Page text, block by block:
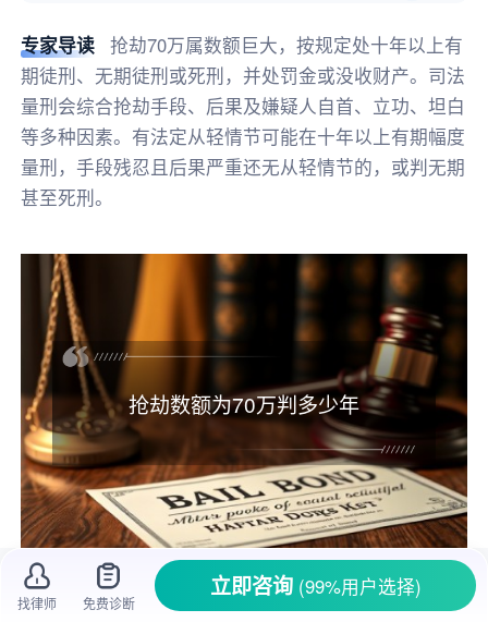
专家导读
抢劫70万属数额巨大，按规定处十年以上有
期徒刑、无期徒刑或死刑，并处罚金或没收财产。司法
量刑会综合抢劫手段、后果及嫌疑人自首、立功、坦白
等多种因素。有法定从轻情节可能在十年以上有期幅度
量刑，手段残忍且后果严重还无从轻情节的，或判无期
甚至死刑。
抢劫数额为70万判多少年
一、抢劫 数额为70万判多少年
找律师 免费诊断
立即咨询 (99%用户选择)